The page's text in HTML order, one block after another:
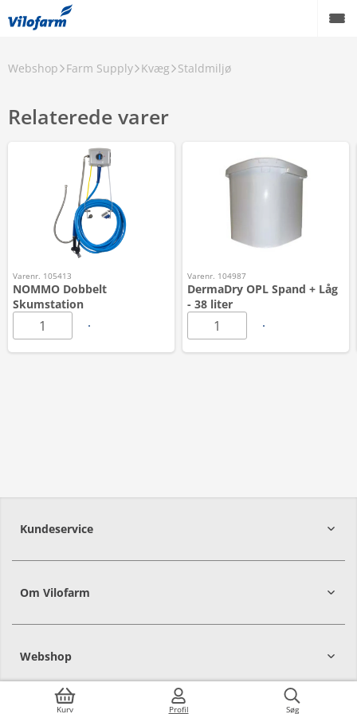
Kurv Profil Søg
Webshop Farm Supply Kvæg Staldmiljø
Relaterede varer
Varenr. 105413
NOMMO Dobbelt
Skumstation
Varenr. 104987
DermaDry OPL Spand + Låg
- 38 liter
Kundeservice
Om Vilofarm
Webshop